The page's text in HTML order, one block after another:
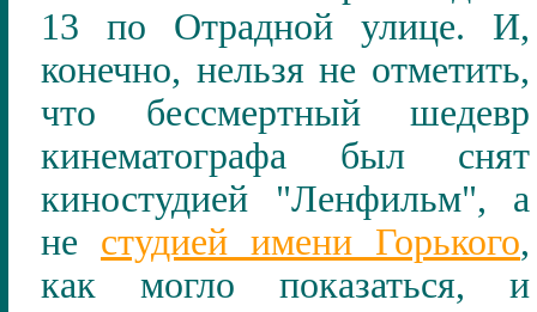
13 по Отрадной улице. И,
конечно, нельзя не отметить,
что бессмертный шедевр
кинематографа был снят
киностудией "Ленфильм", а
не студией имени Горького,
как могло показаться, и